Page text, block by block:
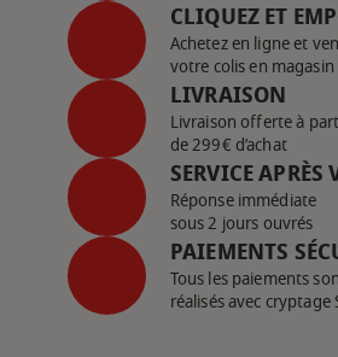
CLIQUEZ ET
Achetez en ligne et
votre colis en magasin
LIVRAISON
Livraison offerte à
de 299€ d’achat
SERVICE APRÈS
Réponse immédiate
sous 2 jours ouvrés
PAIEMENTS
Tous les paiements
réalisés avec cryptage